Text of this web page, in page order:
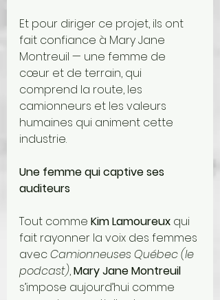
Et pour diriger ce projet, ils ont
fait confiance à Mary Jane
Montreuil — une femme de
cœur et de terrain, qui
comprend la route, les
camionneurs et les valeurs
humaines qui animent cette
industrie.
Une femme qui captive ses
auditeurs
Tout comme Kim Lamoureux qui
fait rayonner la voix des femmes
avec Camionneuses Québec (le
podcast), Mary Jane Montreuil
s’impose aujourd’hui comme